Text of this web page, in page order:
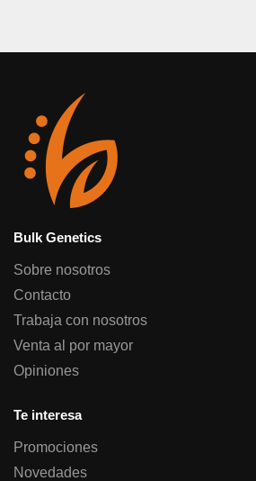
Bulk Genetics
Sobre nosotros
Contacto
Trabaja con nosotros
Venta al por mayor
Opiniones
Te interesa
Promociones
Novedades